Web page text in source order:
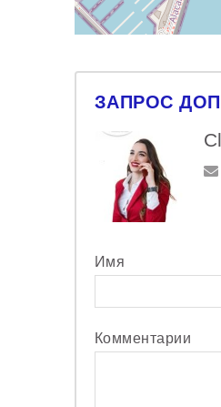
ЗАПРОС
Имя
Комментарии